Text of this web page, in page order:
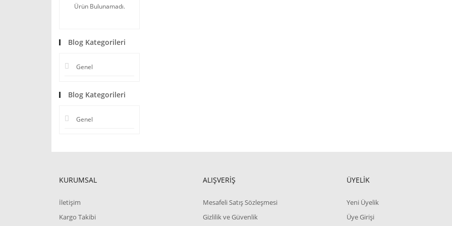
Ürün Bulunamadı.
Blog Kategorileri
Genel
Blog Kategorileri
Genel
KURUMSAL
İletişim
Kargo Takibi
ALIŞVERİŞ
Mesafeli Satış Sözleşmesi
Gizlilik ve Güvenlik
ÜYELİK
Yeni Üyelik
Üye Girişi